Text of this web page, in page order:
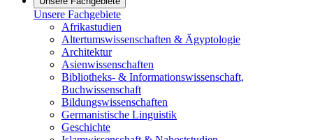
Unsere Fachgebiete
Afrikastudien
Altertumswissenschaften & Ägyptologie
Architektur
Asienwissenschaften
Bibliotheks- & Informationswissenschaft,
Buchwissenschaft
Bildungswissenschaften
Germanistische Linguistik
Geschichte